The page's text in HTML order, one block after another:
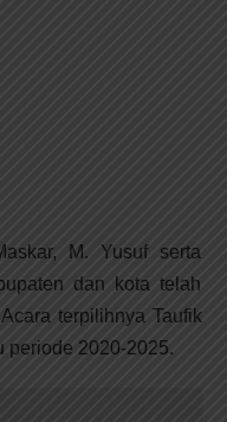
M. Yusuf serta
dan kota telah
terpilihnya Taufik
periode 2020-2025.